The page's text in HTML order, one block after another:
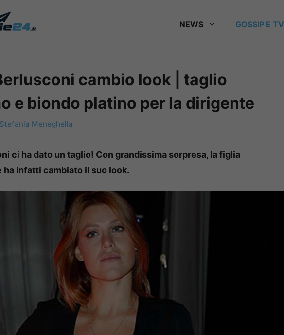
NEWS GOSSIP E TV
cambio look | taglio
e biondo platino per la dirigente
Stefania Meneghella
ci ha dato un taglio! Con grandissima sorpresa, la figlia
ha infatti cambiato il suo look.